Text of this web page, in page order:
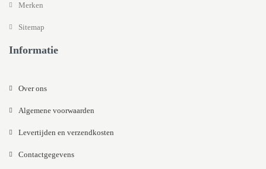
Merken
Sitemap
Informatie
Over ons
Algemene voorwaarden
Levertijden en verzendkosten
Contactgegevens